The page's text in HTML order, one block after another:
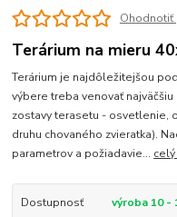
Ohodnotiť
Terárium na mieru
Terárium je najdôležitejšou
výbere treba venovať
zostavy terasetu - osvetlenie,
druhu chovaného zvieratka).
parametrov a požiadavie...
Dostupnosť výroba 10 -